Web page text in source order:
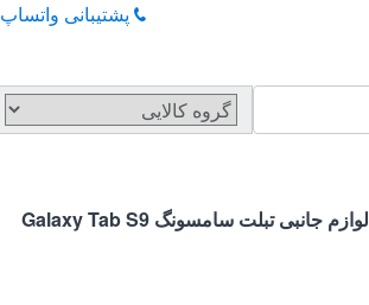
پشتیبانی واتساپ 24/7
لوازم جانبی تبلت سامسونگ Galaxy Tab S9